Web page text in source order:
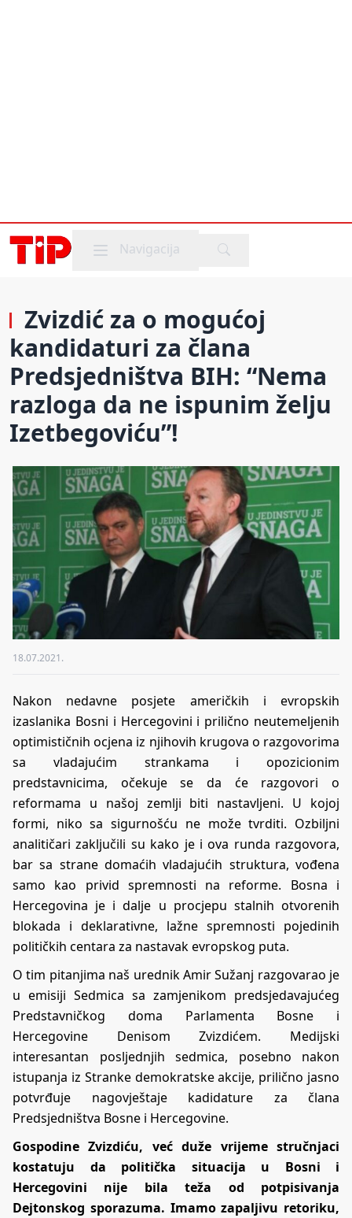
Mobile menu
Navigacija
Zvizdić za o mogućoj
kandidaturi za člana
Predsjedništva BIH: “Nema
razloga da ne ispunim želju
Izetbegoviću”!
18.07.2021.
Nakon nedavne posjete američkih i evropskih
izaslanika Bosni i Hercegovini i prilično neutemeljenih
optimističnih ocjena iz njihovih krugova o razgovorima
sa vladajućim strankama i opozicionim
predstavnicima, očekuje se da će razgovori o
reformama u našoj zemlji biti nastavljeni. U kojoj
formi, niko sa sigurnošću ne može tvrditi. Ozbiljni
analitičari zaključili su kako je i ova runda razgovora,
bar sa strane domaćih vladajućih struktura, vođena
samo kao privid spremnosti na reforme. Bosna i
Hercegovina je i dalje u procjepu stalnih otvorenih
blokada i deklarativne, lažne spremnosti pojedinih
političkih centara za nastavak evropskog puta.
O tim pitanjima naš urednik Amir Sužanj razgovarao je
u emisiji Sedmica sa zamjenikom predsjedavajućeg
Predstavničkog doma Parlamenta Bosne i
Hercegovine Denisom Zvizdićem. Medijski
interesantan posljednjih sedmica, posebno nakon
istupanja iz Stranke demokratske akcije, prilično jasno
potvrđuje nagovještaje kadidature za člana
Predsjedništva Bosne i Hercegovine.
Gospodine Zvizdiću, već duže vrijeme stručnjaci
kostatuju da politička situacija u Bosni i
Hercegovini nije bila teža od potpisivanja
Dejtonskog sporazuma. Imamo zapaljivu retoriku,